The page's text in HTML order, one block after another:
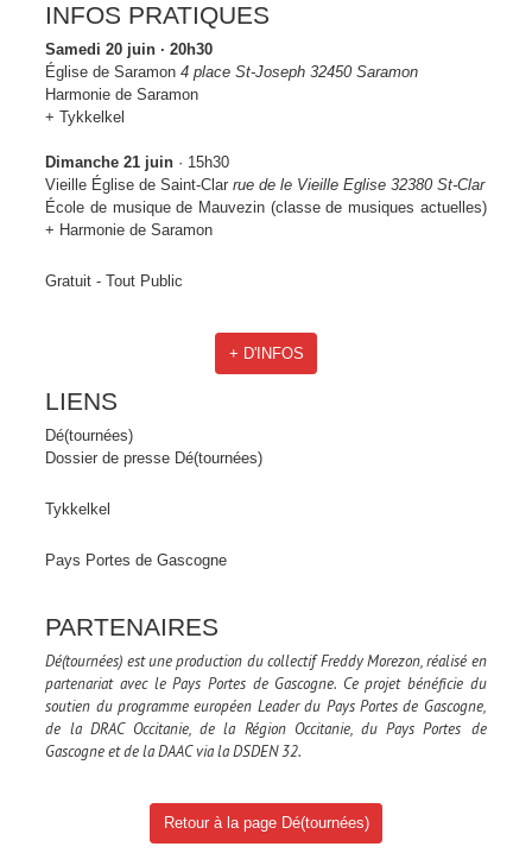
INFOS PRATIQUES
Samedi 20 juin · 20h30
Église de Saramon4 place St-Joseph 32450 Saramon
Harmonie de Saramon
+ Tykkelkel
Dimanche 21 juin · 15h30
Vieille Église de Saint-Clarrue de le Vieille Eglise 32380 St-Clar
École de musique de Mauvezin (classe de musiques actuelles)
+ Harmonie de Saramon
Gratuit - Tout Public
+ D'INFOS
LIENS
Dé(tournées)
Dossier de presse Dé(tournées)
Tykkelkel
Pays Portes de Gascogne
PARTENAIRES
Dé(tournées) est une production du collectif Freddy Morezon, réalisé en
partenariat avec le Pays Portes de Gascogne. Ce projet bénéficie du
soutien du programme européen Leader du Pays Portes de Gascogne,
de la DRAC Occitanie, de la Région Occitanie, du Pays Portes de
Gascogne et de la DAAC via la DSDEN 32.
Retour à la page Dé(tournées)